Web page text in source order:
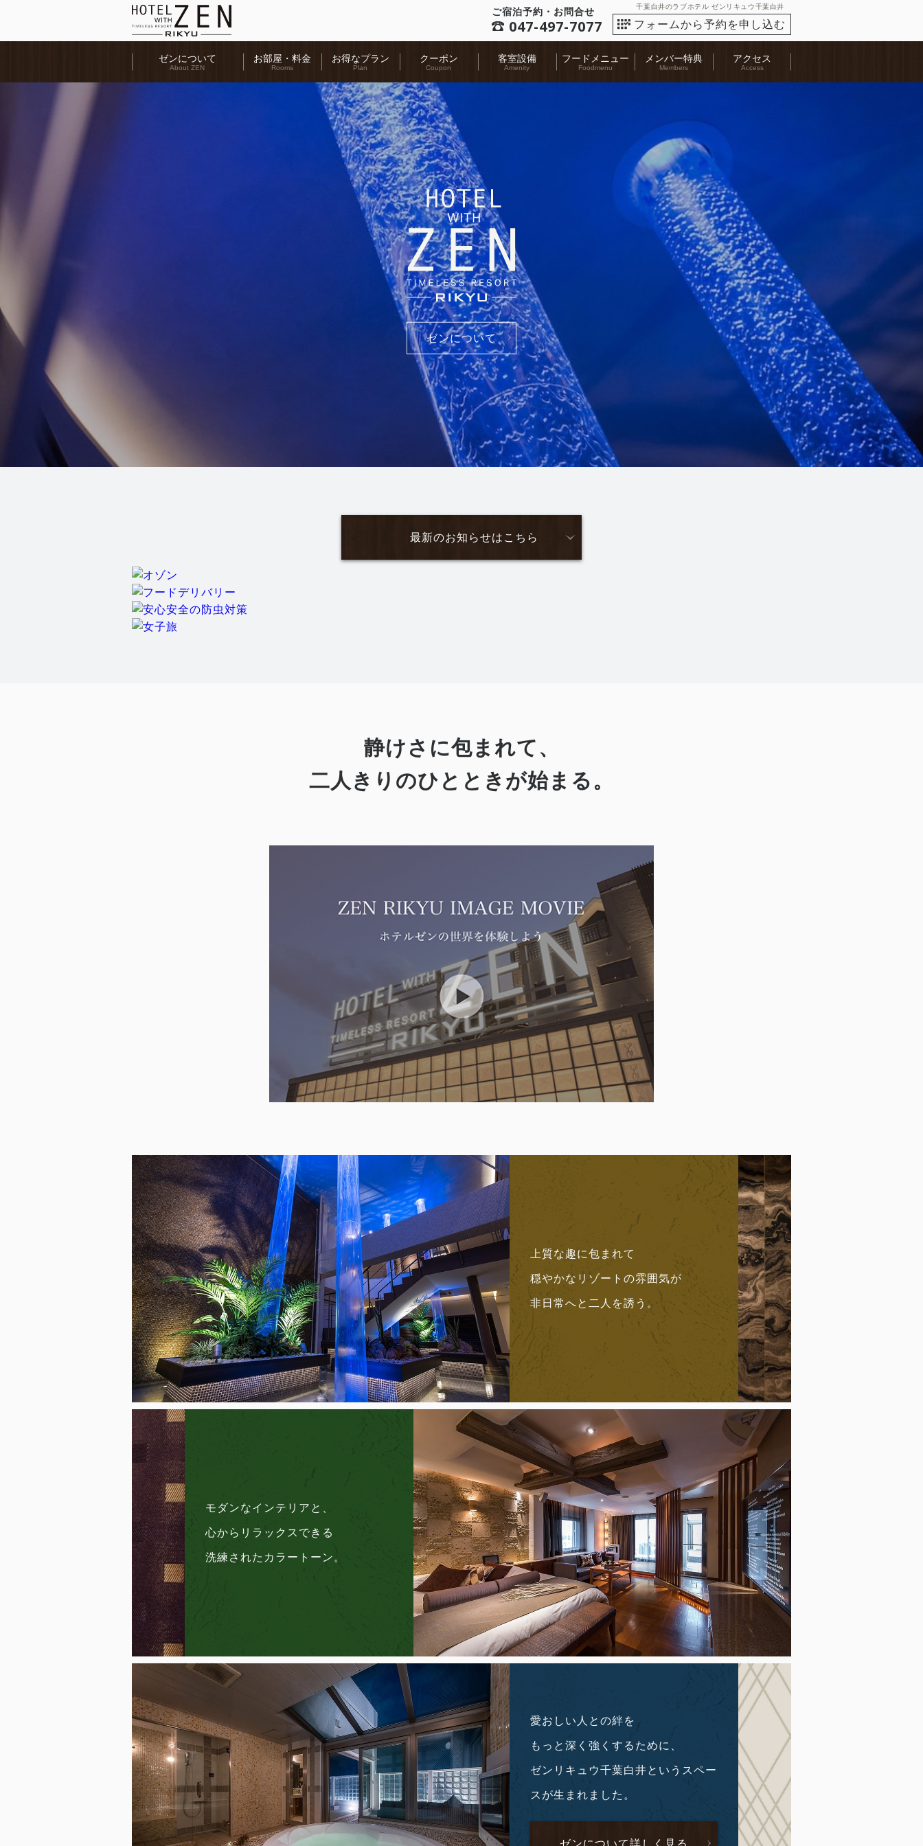
ご宿泊予約・お問合せ
047-497-7077
千葉白井のラブホテル ゼンリキュウ千葉白井
フォームから予約を申し込む
ゼンについて お部屋・料金 お得なプラン クーポン 客室設備 フードメニュー メンバー特典 アクセス
ゼンについて
最新のお知らせはこちら
静けさに包まれて、
二人きりのひとときが始まる。
上質な趣に包まれて
穏やかなリゾートの雰囲気が
非日常へと二人を誘う。
モダンなインテリアと、
心からリラックスできる
洗練されたカラートーン。
愛おしい人との絆を
もっと深く強くするために、
ゼンリキュウ千葉白井というスペー
スが生まれました。
ゼンについて詳しく見る